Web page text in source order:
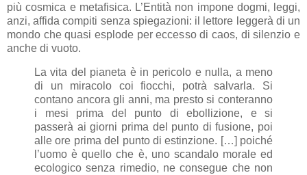
più cosmica e metafisica. L’Entità non impone dogmi, leggi,
anzi, affida compiti senza spiegazioni: il lettore leggerà di un
mondo che quasi esplode per eccesso di caos, di silenzio e
anche di vuoto.
La vita del pianeta è in pericolo e nulla, a meno
di un miracolo coi fiocchi, potrà salvarla. Si
contano ancora gli anni, ma presto si conteranno
i mesi prima del punto di ebollizione, e si
passerà ai giorni prima del punto di fusione, poi
alle ore prima del punto di estinzione. […] poiché
l’uomo è quello che è, uno scandalo morale ed
ecologico senza rimedio, ne consegue che non